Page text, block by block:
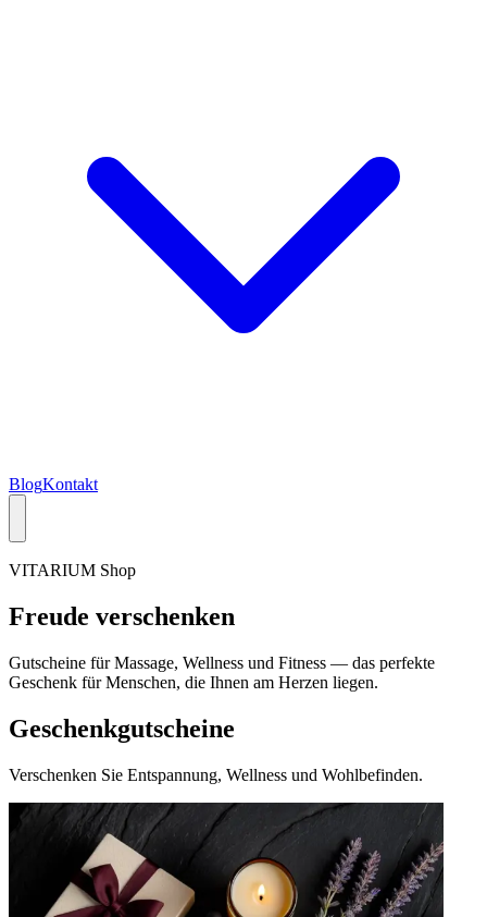
BlogKontakt
VITARIUM Shop
Freude verschenken
Gutscheine für Massage, Wellness und Fitness — das perfekte
Geschenk für Menschen, die Ihnen am Herzen liegen.
Geschenkgutscheine
Verschenken Sie Entspannung, Wellness und Wohlbefinden.